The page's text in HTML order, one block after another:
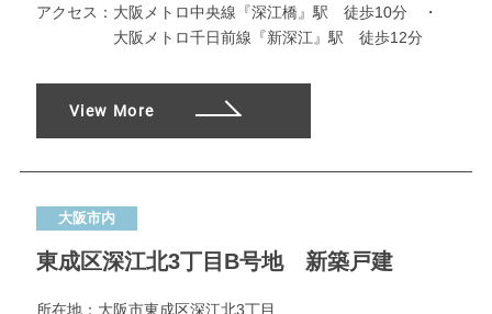
アクセス： 大阪メトロ中央線『深江橋』駅 徒歩10分 ・
大阪メトロ千日前線『新深江』駅 徒歩12分
View More
大阪市内
東成区深江北3丁目B号地 新築戸建
所在地： 大阪市東成区深江北3丁目